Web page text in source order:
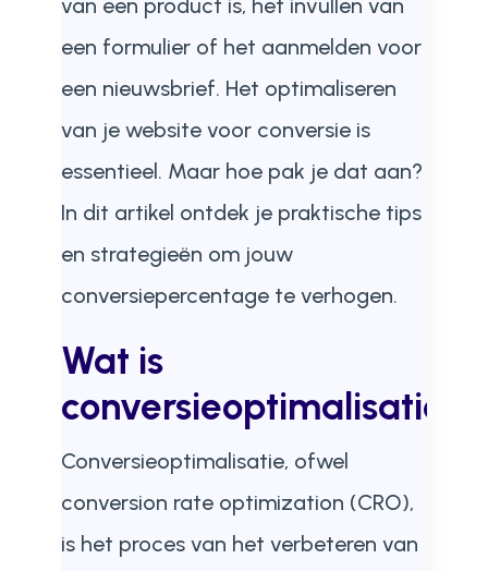
van een product is, het invullen van
een formulier of het aanmelden voor
een nieuwsbrief. Het optimaliseren
van je website voor conversie is
essentieel. Maar hoe pak je dat aan?
In dit artikel ontdek je praktische tips
en strategieën om jouw
conversiepercentage te verhogen.
Wat is
conversieoptimalisatie?
Conversieoptimalisatie, ofwel
conversion rate optimization (CRO),
is het proces van het verbeteren van